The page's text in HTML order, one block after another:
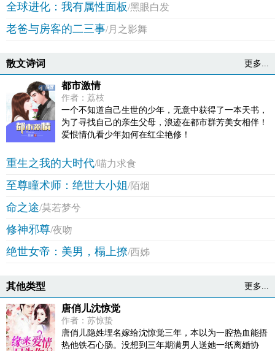
崩溃。
全球进化：我有属性面板/黑眼白发
老爸与房客的二三事/月之影舞
散文诗词 更多...
都市激情
作者：荔枝
一个不知道自己生世的少年，无意中获得了一本天书，
为了寻找自己的亲生父母，浪迹在都市群芳美女相伴！
爱恨情仇看少年如何在红尘艳修！
重生之我的大时代/喵力求食
至尊瞳术师：绝世大小姐/陌烟
命之途/莫若梦兮
修神邪尊/夜吻
绝世女帝：美男，榻上撩/西姊
其他类型 更多...
唐俏儿沈惊觉
作者：苏惊蛰
唐俏儿隐姓埋名嫁给沈惊觉三年，本以为一腔热血能捂
热他铁石心肠。没想到三年期满男人送她一纸离婚协